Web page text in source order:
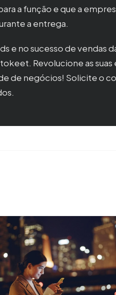
a função e que a
a entrega.
e no sucesso de vendas
Revolucione as
de negócios! Solicite o